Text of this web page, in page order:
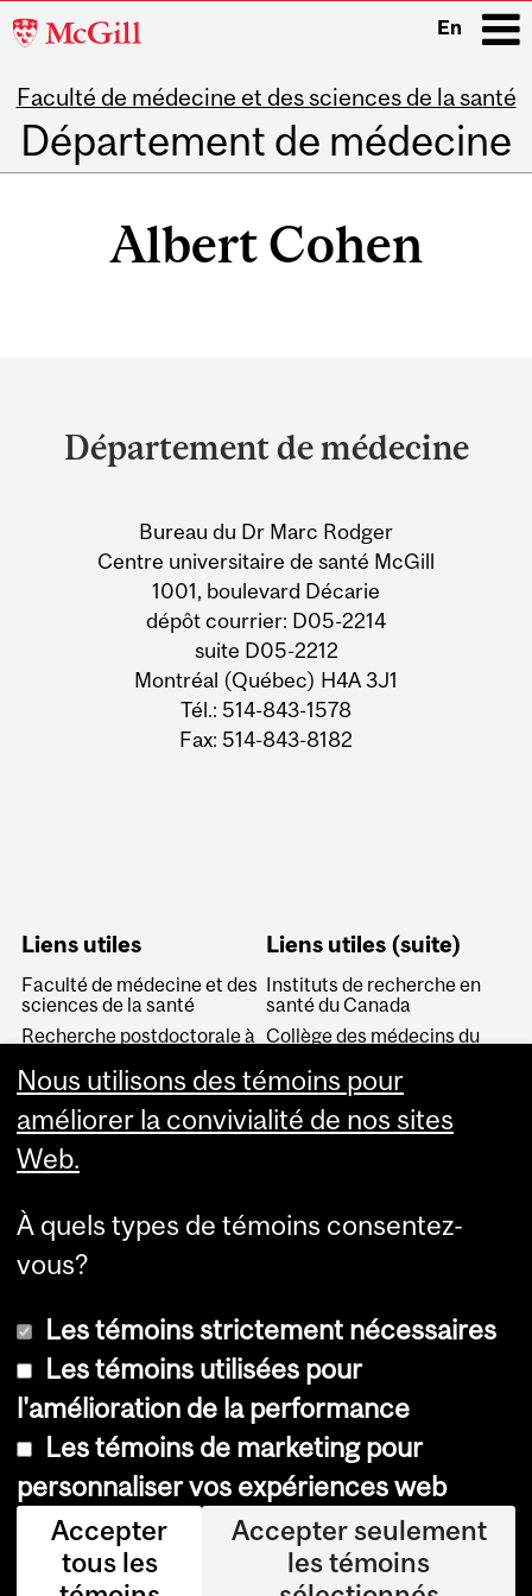
McGill
En
Faculté de médecine et des sciences de la santé
Département de médecine
Albert Cohen
and
University
Information
Département de médecine
Bureau du Dr Marc Rodger
Centre universitaire de santé McGill
1001, boulevard Décarie
dépôt courrier: D05-2214
suite D05-2212
Montréal (Québec) H4A 3J1
Tél.: 514-843-1578
Fax: 514-843-8182
Liens utiles
Faculté de médecine et des
sciences de la santé
Recherche postdoctorale à
Fonds de recherche Santé
Québec (FRQS)
Chaires de recherche du
Canada
et chirurgiens du Canada
Liens utiles (suite)
Instituts de recherche en
santé du Canada
Collège des médecins du
Association médicale
canadienne
Association canadienne
(CARMS)
© Université McGill, 2026
Accessibilité
Avis sur les témoins
Paramètres des témoins
Nous utilisons des témoins pour
améliorer la convivialité de nos sites
Web.
À quels types de témoins consentez-
vous?
Les témoins strictement nécessaires
Les témoins utilisées pour
l'amélioration de la performance
Les témoins de marketing pour
personnaliser vos expériences web
Accepter
tous les
Accepter seulement
les témoins